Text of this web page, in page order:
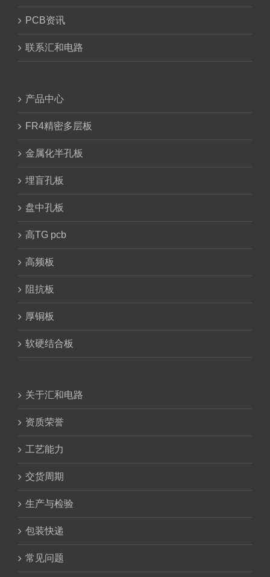
PCB资讯
联系汇和电路
产品中心
FR4精密多层板
金属化半孔板
埋盲孔板
盘中孔板
高TG pcb
高频板
阻抗板
厚铜板
软硬结合板
关于汇和电路
资质荣誉
工艺能力
交货周期
生产与检验
包装快递
常见问题